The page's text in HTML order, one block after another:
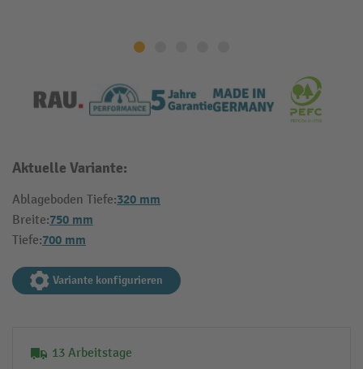
Aktuelle Variante:
Ablageboden Tiefe:320 mm
Breite:750 mm
Tiefe:700 mm
Variante konfigurieren
13 Arbeitstage